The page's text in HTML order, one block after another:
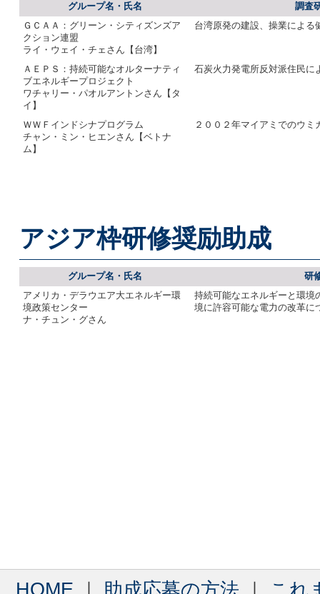
グループ名・氏名
調査
ＧＣＡＡ：グリーン・シティズンズア
クション連盟
ライ・ウェイ・チェさん【台湾】
台湾原発の建設、操業による
ＡＥＰＳ：持続可能なオルターナティ
ブエネルギープロジェクト
ワチャリー・パオルアントンさん【タ
イ】
石炭火力発電所反対派住民に
ＷＷＦインドシナプログラム
チャン・ミン・ヒエンさん【ベトナ
ム】
２００２年マイアミでのウ
アジア枠研修奨励助成
グループ名・氏名
研
アメリカ・デラウエア大エネルギー環
境政策センター
ナ・チュン・グさん
持続可能なエネルギーと環境
境に許容可能な電力の改革に
HOME 助成応募の方法 これ